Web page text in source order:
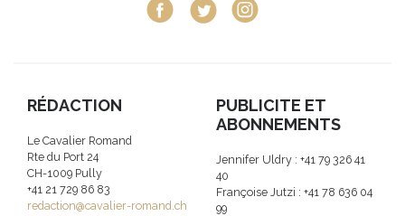
RÉDACTION
Le Cavalier Romand
Rte du Port 24
CH-1009 Pully
+41 21 729 86 83
redaction@cavalier-romand.ch
PUBLICITE ET
ABONNEMENTS
Jennifer Uldry : +41 79 326 41
40
Françoise Jutzi : +41 78 636 04
99